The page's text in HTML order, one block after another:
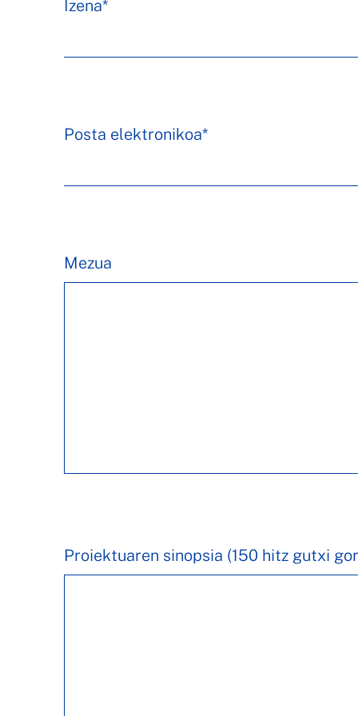
Izena*
Posta elektronikoa*
Mezua
Proiektuaren sinopsia (150 hitz gutxi